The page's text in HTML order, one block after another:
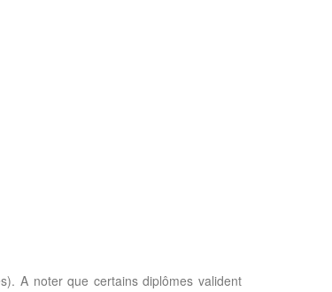
A noter que certains diplômes valident